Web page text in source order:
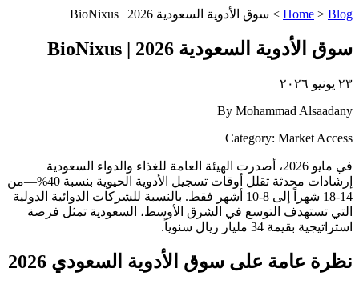
Home > Blog
> سوق الأدوية السعودية 2026 | BioNixus
سوق الأدوية السعودية 2026 | BioNixus
٢٣ يونيو ٢٠٢٦
By Mohammad Alsaadany
Category: Market Access
في مايو 2026، أصدرت الهيئة العامة للغذاء والدواء السعودية
إرشادات محدثة تقلل أوقات تسجيل الأدوية الحيوية بنسبة 40%—من
14-18 شهراً إلى 8-10 أشهر فقط. بالنسبة للشركات الدوائية الدولية
التي تستهدف التوسع في الشرق الأوسط، السعودية تمثل فرصة
استراتيجية بقيمة 34 مليار ريال سنوياً.
نظرة عامة على سوق الأدوية السعودي 2026